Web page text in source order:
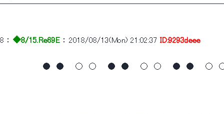
8 ： ◆8/15.Re69E ： 2018/08/13(Mon) 21:02:37 ID:9293deee
●　●　　○　○　　●　●　　○　○　　●　●　　○　○